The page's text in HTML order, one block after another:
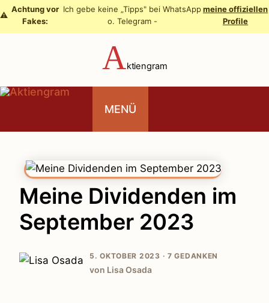
Zum
Inhalt
⚠️
Achtung vor
Fakes:
Ich gebe keine „Tipps" bei WhatsApp
o. Telegram -
meine offiziellen
Profile
Aktiengram
MENÜ
Meine Dividenden im
September 2023
5. OKTOBER 2023 · 7 GEDANKEN
von Lisa Osada